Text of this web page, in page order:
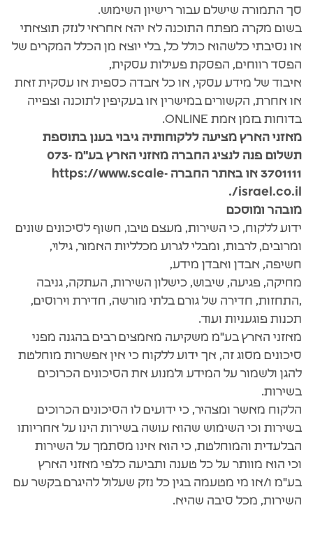
סך התמורה שישלם עבור רישיון השימוש.
בשום מקרה מפתח התוכנה לא יהא אחראי לנזק תוצאתי
או נסיבתי כלשהוא כולל כל, בלי יוצא מן הכלל המקרים של
הפסד רווחים, הפסקת פעילות עסקית,
איבוד של מידע עסקי, או כל אבדה כספית או עסקית זאת
או אחרת, הקשורים במישרין או בעקיפין לתוכנה וצפייה
בדוחות בזמן אמת ONLINE.
מאזני הארץ מציעה ללקוחותיה גיבוי בענן בתוספת
תשלום פנה לנציג החברה מאזני הארץ בע"מ 073-
3701111 או באתר החברה
https://www.scale-
israel.co.il/
.
מובהר ומוסכם
ידוע ללקוח, כי השירות, מעצם טיבו, חשוף לסיכונים שונים
ומרובים, לרבות, ומבלי לגרוע מכלליות האמור, גילוי,
חשיפה, אבדן ואבדן מידע,
מחיקה, פגיעה, שיבוש, כישלון השירות, העתקה, גניבה
,התחזות, חדירה של גורם בלתי מורשה, חדירת וירוסים,
תכנות פוגעניות ועוד.
מאזני הארץ בע"מ משקיעה מאמצים רבים בהגנה מפני
סיכונים מסוג זה, אך ידוע ללקוח כי אין אפשרות מוחלטת
להגן ולשמור על המידע ולמנוע את הסיכונים הכרוכים
בשירות.
הלקוח מאשר ומצהיר, כי ידועים לו הסיכונים הכרוכים
בשירות וכי השימוש שהוא עושה בשירות הינו על אחריותו
הבלעדית והמוחלטת, כי הוא אינו מסתמך על השירות
וכי הוא מוותר על כל טענה ותביעה כלפי מאזני הארץ
בע"מ ו/או מי מטעמה בגין כל נזק שעלול להיגרם בקשר עם
השירות, מכל סיבה שהיא.